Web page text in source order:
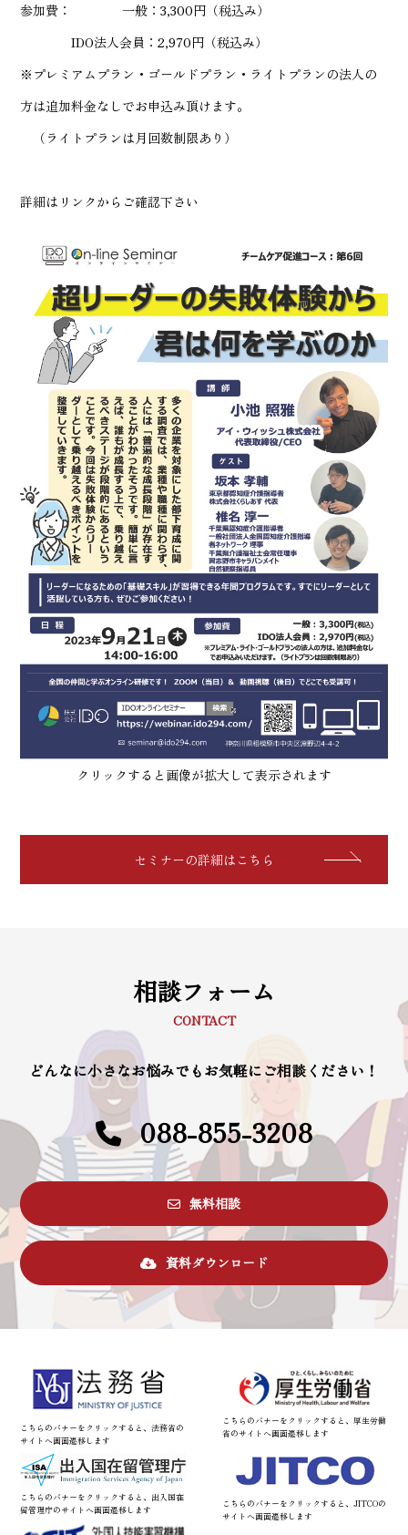
参加費： 一般：3,300円（税込み）
IDO法人会員：2,970円（税込み）
※プレミアムプラン・ゴールドプラン・ライトプランの法人の
方は追加料金なしでお申込み頂けます。
（ライトプランは月回数制限あり）
詳細はリンクからご確認下さい
クリックすると画像が拡大して表示されます
セミナーの詳細はこちら
相談フォーム
CONTACT
どんなに小さなお悩みでもお気軽にご相談ください！
088-855-3208
無料相談
資料ダウンロード
こちらのバナーをクリックすると、法務省の
サイトへ画面遷移します
こちらのバナーをクリックすると、厚生労働
省のサイトへ画面遷移します
こちらのバナーをクリックすると、出入国在
留管理庁のサイトへ画面遷移します
こちらのバナーをクリックすると、JITCOの
サイトへ画面遷移します